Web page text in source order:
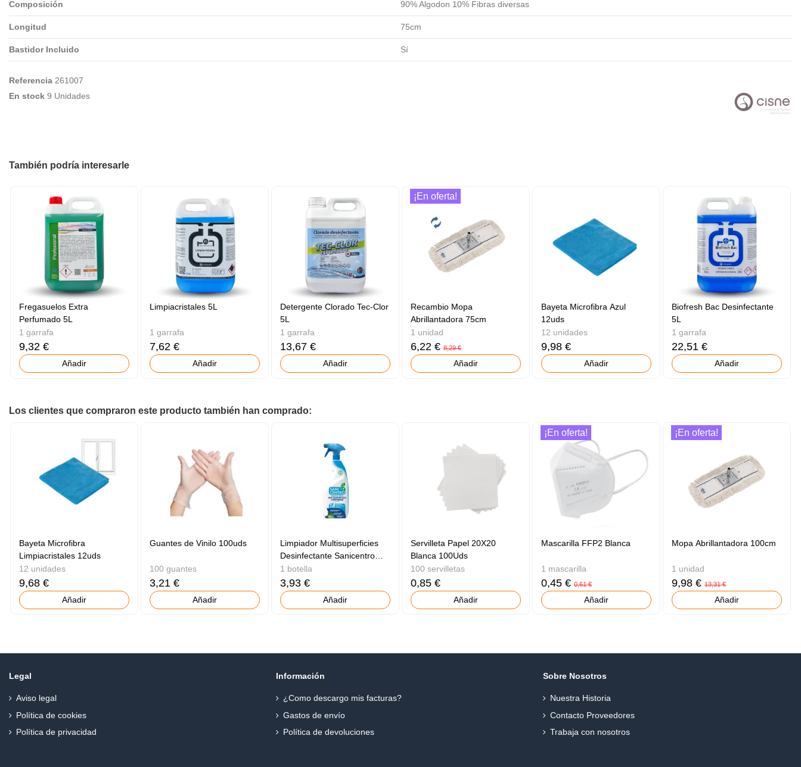
Composición 90% Algodon 10% Fibras diversas
Longitud 75cm
Bastidor Incluido Sí
Referencia 261007
En stock 9 Unidades
También podría interesarle
Fregasuelos Extra
Perfumado 5L
1 garrafa
9,32 €
Añadir
Limpiacristales 5L
1 garrafa
7,62 €
Añadir
Detergente Clorado Tec-Clor
5L
1 garrafa
13,67 €
Añadir
¡En oferta!
Recambio Mopa
Abrillantadora 75cm
1 unidad
6,22 €8,29 €
Añadir
Bayeta Microfibra Azul
12uds
12 unidades
9,98 €
Añadir
Biofresh Bac Desinfectante
5L
1 garrafa
22,51 €
Añadir
Los clientes que compraron este producto también han comprado:
Bayeta Microfibra
Limpiacristales 12uds
12 unidades
9,68 €
Añadir
Guantes de Vinilo 100uds
100 guantes
3,21 €
Añadir
Limpiador Multisuperficies
Desinfectante Sanicentro
750ml
1 botella
3,93 €
Añadir
Servilleta Papel 20X20
Blanca 100Uds
100 servilletas
0,85 €
Añadir
¡En oferta!
Mascarilla FFP2 Blanca
1 mascarilla
0,45 €0,61 €
Añadir
¡En oferta!
Mopa Abrillantadora 100cm
1 unidad
9,98 €13,31 €
Añadir
Legal
Aviso legal
Política de cookies
Política de privacidad
Información
¿Como descargo mis facturas?
Gastos de envío
Política de devoluciones
Sobre Nosotros
Nuestra Historia
Contacto Proveedores
Trabaja con nosotros